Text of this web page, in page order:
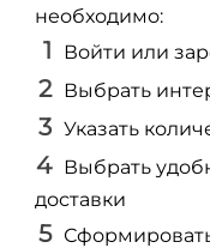
необходимо:
Войти или
Выбрать
Указать
Выбрать
доставки